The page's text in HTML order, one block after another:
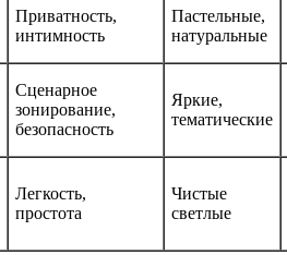
Приватность,
интимность
Пастельные,
натуральные
Сценарное
зонирование,
безопасность
Яркие,
тематические
Легкость,
простота
Чистые
светлые